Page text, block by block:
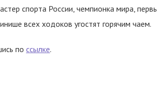
спорта России, чемпионка мира,
всех ходоков угостят горячим чаем.
по ссылке.